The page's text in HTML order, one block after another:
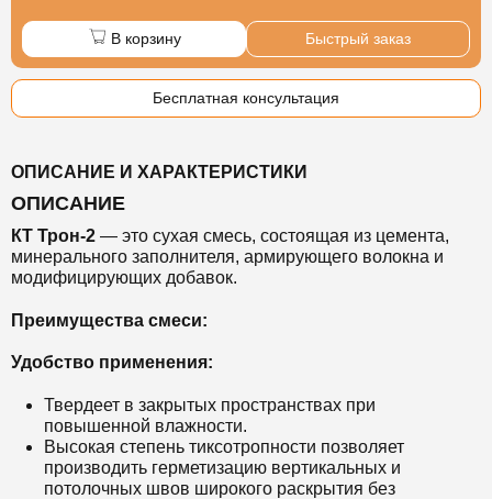
В корзину Быстрый заказ
Бесплатная консультация
ОПИСАНИЕ И ХАРАКТЕРИСТИКИ
ОПИСАНИЕ
КТ Трон-2 — это сухая смесь, состоящая из цемента,
минерального заполнителя, армирующего волокна и
модифицирующих добавок.
Преимущества смеси:
Удобство применения:
Твердеет в закрытых пространствах при
повышенной влажности.
Высокая степень тиксотропности позволяет
производить герметизацию вертикальных и
потолочных швов широкого раскрытия без